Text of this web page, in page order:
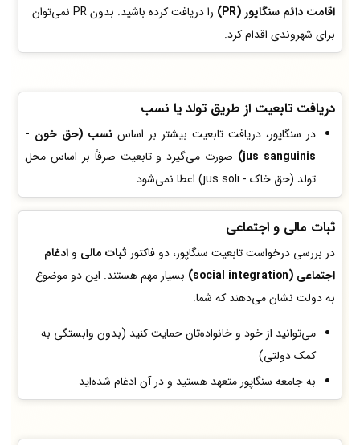
اقامت دائم سنگاپور (PR)
را دریافت کرده باشید. بدون PR نمی‌توان
برای شهروندی اقدام کرد.
دریافت تابعیت از طریق تولد یا نسب
در سنگاپور، دریافت تابعیت بیشتر بر اساس نسب (حق خون -
jus sanguinis) صورت می‌گیرد و تابعیت صرفاً بر اساس محل
تولد (حق خاک - jus soli) اعطا نمی‌شود
ثبات مالی و اجتماعی
در بررسی درخواست تابعیت سنگاپور، دو فاکتور ثبات مالی و ادغام
اجتماعی (social integration)
بسیار مهم هستند. این دو موضوع
به دولت نشان می‌دهند که شما:
می‌توانید از خود و خانواده‌تان حمایت کنید (بدون وابستگی به
کمک دولتی)
به جامعه سنگاپور متعهد هستید و در آن ادغام شده‌اید